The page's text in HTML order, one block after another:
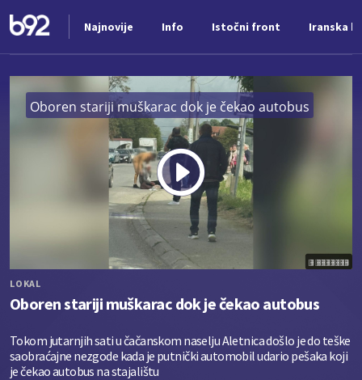
Najnovije Info Istočni front Iranska
Play
Oboren stariji muškarac dok je čekao autobus
LOKAL
Oboren stariji muškarac dok je čekao autobus
Tokom jutarnjih sati u čačanskom naselju Aletnica došlo je do teške
saobraćajne nezgode kada je putnički automobil udario pešaka koji
je čekao autobus na stajalištu